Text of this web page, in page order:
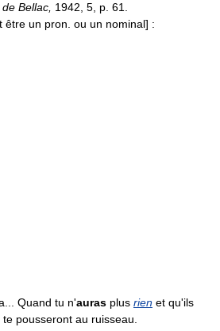
Bellac, 1942, 5, p. 61.
être un pron. ou un nominal] :
Quand tu n'auras plus rien et qu'ils
pousseront au ruisseau.